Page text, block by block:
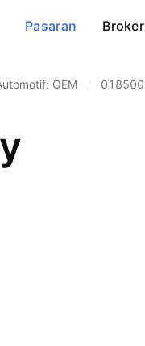
Pasaran Broker
OEM 018500